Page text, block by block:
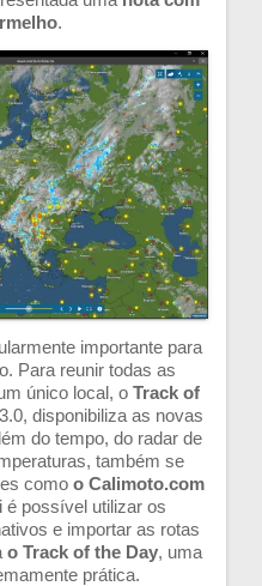
.
importante para
Para reunir todas as
único local, o Track of
disponibiliza as novas
do tempo, do radar de
também se
como o Calimoto.com
é possível utilizar os
e importar as rotas
o Track of the Day, uma
prática.